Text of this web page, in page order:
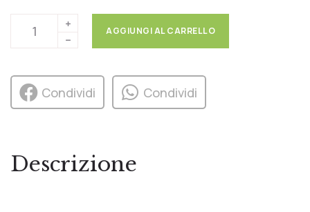
AGGIUNGI AL CARRELLO
Condividi Condividi
Descrizione